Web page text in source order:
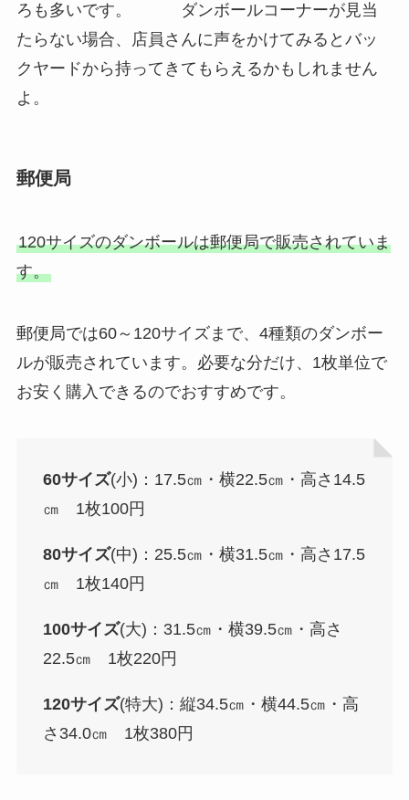
ろも多いです。 ダンボールコーナーが見当
たらない場合、店員さんに声をかけてみるとバッ
クヤードから持ってきてもらえるかもしれません
よ。
郵便局
120サイズのダンボールは郵便局で販売されていま
す。
郵便局では60～120サイズまで、4種類のダンボー
ルが販売されています。必要な分だけ、1枚単位で
お安く購入できるのでおすすめです。
60サイズ(小)：17.5㎝・横22.5㎝・高さ14.5
㎝ 1枚100円
80サイズ(中)：25.5㎝・横31.5㎝・高さ17.5
㎝ 1枚140円
100サイズ(大)：31.5㎝・横39.5㎝・高さ
22.5㎝ 1枚220円
120サイズ(特大)：縦34.5㎝・横44.5㎝・高
さ34.0㎝ 1枚380円